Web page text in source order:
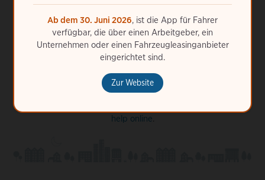
Ab dem 30. Juni 2026, ist die App für Fahrer
verfügbar, die über einen Arbeitgeber, ein
Unternehmen oder einen Fahrzeugleasinganbieter
eingerichtet sind.
Zur Website
Benötigen Sie weitere Hilfe?
ChargePoint ist immer für Sie da. Rufen Sie uns jederzeit
help online.